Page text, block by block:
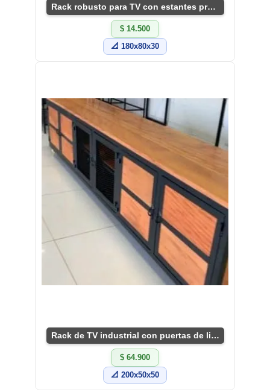
Rack robusto para TV con estantes prácticos.
$ 14.500
📐 180x80x30
Rack de TV industrial con puertas de listones
$ 64.900
📐 200x50x50